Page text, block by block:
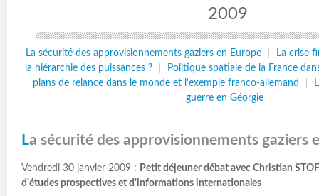
2009
La sécurité des approvisionnements gaziers en Europe
La crise
la hiérarchie des puissances ?
Politique spatiale de la France
plans de relance dans le monde et l’exemple franco-allemand
guerre en Géorgie
La sécurité des approvisionnements gaziers
Vendredi 30 janvier 2009 : Petit déjeuner débat avec Christian
d'études prospectives et d'informations internationales